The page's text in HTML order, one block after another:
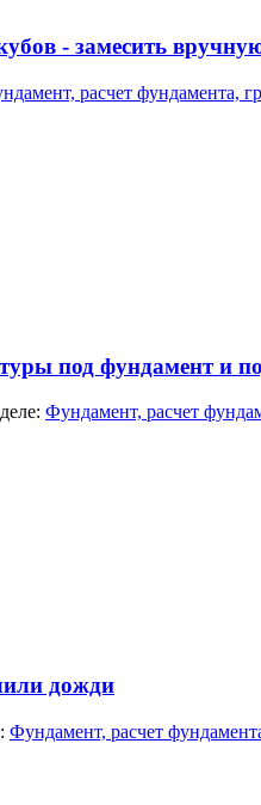
- замесить
расчет фундамента,
под фундамент и
Фундамент, расчет
дожди
Фундамент, расчет